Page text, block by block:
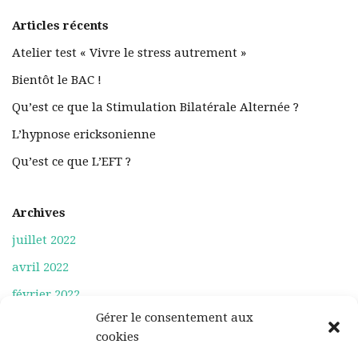
Gérer le consentement aux
cookies
Articles récents
Atelier test « Vivre le stress autrement »
Bientôt le BAC !
Qu’est ce que la Stimulation Bilatérale Alternée ?
L’hypnose ericksonienne
Qu’est ce que L’EFT ?
Archives
juillet 2022
avril 2022
février 2022